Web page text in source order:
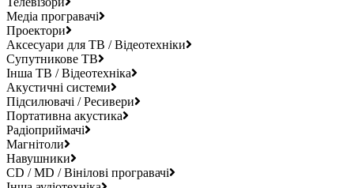
Медіа програвачі
Проектори
Аксесуари для ТВ / Відеотехніки
Супутникове ТВ
Інша ТВ / Відеотехніка
Акустичні системи
Підсилювачі / Ресивери
Портативна акустика
Радіоприймачі
Магнітоли
Навушники
CD / MD / Вінілові програвачі